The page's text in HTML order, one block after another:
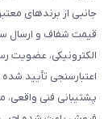
جانبی از برندهای
قیمت شفاف و ارسال
الکترونیکی، عضویت
اعتبارسنجی تأیید
پشتیبانی فنی